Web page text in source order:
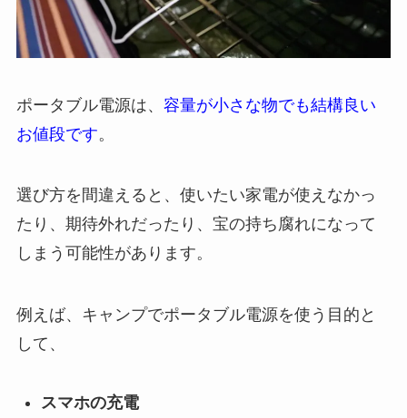
ポータブル電源は、 容量が小さな物でも結構良い
お値段です。
選び方を間違えると、使いたい家電が使えなかっ
たり、期待外れだったり、宝の持ち腐れになって
しまう可能性があります。
例えば、キャンプでポータブル電源を使う目的と
して、
スマホの充電